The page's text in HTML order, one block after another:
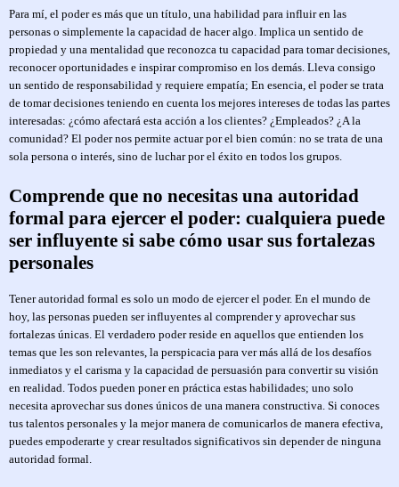
Para mí, el poder es más que un título, una habilidad para influir en las
personas o simplemente la capacidad de hacer algo. Implica un sentido de
propiedad y una mentalidad que reconozca tu capacidad para tomar decisiones,
reconocer oportunidades e inspirar compromiso en los demás. Lleva consigo
un sentido de responsabilidad y requiere empatía; En esencia, el poder se trata
de tomar decisiones teniendo en cuenta los mejores intereses de todas las partes
interesadas: ¿cómo afectará esta acción a los clientes? ¿Empleados? ¿A la
comunidad? El poder nos permite actuar por el bien común: no se trata de una
sola persona o interés, sino de luchar por el éxito en todos los grupos.
Comprende que no necesitas una autoridad
formal para ejercer el poder: cualquiera puede
ser influyente si sabe cómo usar sus fortalezas
personales
Tener autoridad formal es solo un modo de ejercer el poder. En el mundo de
hoy, las personas pueden ser influyentes al comprender y aprovechar sus
fortalezas únicas. El verdadero poder reside en aquellos que entienden los
temas que les son relevantes, la perspicacia para ver más allá de los desafíos
inmediatos y el carisma y la capacidad de persuasión para convertir su visión
en realidad. Todos pueden poner en práctica estas habilidades; uno solo
necesita aprovechar sus dones únicos de una manera constructiva. Si conoces
tus talentos personales y la mejor manera de comunicarlos de manera efectiva,
puedes empoderarte y crear resultados significativos sin depender de ninguna
autoridad formal.